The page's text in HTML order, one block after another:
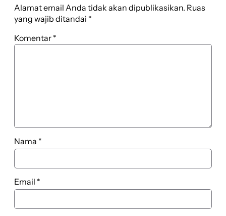
Alamat email Anda tidak akan dipublikasikan. Ruas
yang wajib ditandai *
Komentar *
Nama *
Email *